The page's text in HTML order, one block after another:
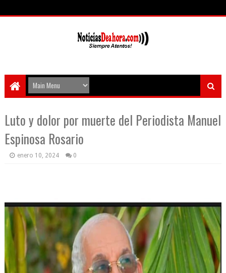
Luto y dolor por muerte del Periodista Manuel
Espinosa Rosario
enero 10, 2024 0